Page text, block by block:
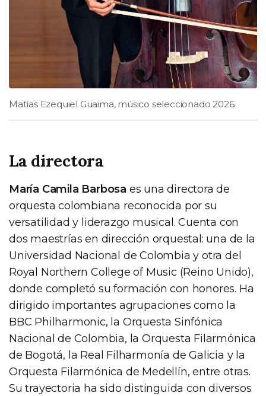
Matías Ezequiel Guaima, músico seleccionado 2026.
La directora
María Camila Barbosa es una directora de
orquesta colombiana reconocida por su
versatilidad y liderazgo musical. Cuenta con
dos maestrías en dirección orquestal: una de la
Universidad Nacional de Colombia y otra del
Royal Northern College of Music (Reino Unido),
donde completó su formación con honores. Ha
dirigido importantes agrupaciones como la
BBC Philharmonic, la Orquesta Sinfónica
Nacional de Colombia, la Orquesta Filarmónica
de Bogotá, la Real Filharmonía de Galicia y la
Orquesta Filarmónica de Medellín, entre otras.
Su trayectoria ha sido distinguida con diversos